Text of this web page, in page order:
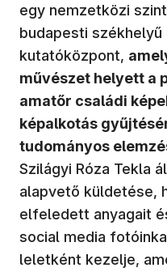
egy nemzetközi
budapesti
kutatóközpont,
művészet helyett a
amatőr családi
képalkotás
tudományos
Szilágyi Róza Tekla
alapvető küldetése,
elfeledett anyagait
social media
leletként kezelje,